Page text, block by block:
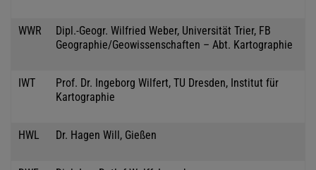
WWR
Dipl.-Geogr. Wilfried Weber, Universität Trier, FB
Geographie/Geowissenschaften – Abt. Kartographie
IWT
Prof. Dr. Ingeborg Wilfert, TU Dresden, Institut für
Kartographie
HWL Dr. Hagen Will, Gießen